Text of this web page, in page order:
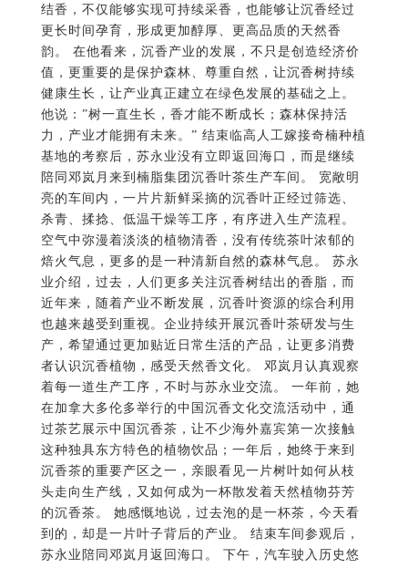
健康生长，让产业真正建立在绿色发展的基础之上。
他说：”树一直生长，香才能不断成长；森林保持活
力，产业才能拥有未来。” 结束临高人工嫁接奇楠种植
基地的考察后，苏永业没有立即返回海口，而是继续
陪同邓岚月来到楠脂集团沉香叶茶生产车间。 宽敞明
亮的车间内，一片片新鲜采摘的沉香叶正经过筛选、
杀青、揉捻、低温干燥等工序，有序进入生产流程。
空气中弥漫着淡淡的植物清香，没有传统茶叶浓郁的
焙火气息，更多的是一种清新自然的森林气息。 苏永
业介绍，过去，人们更多关注沉香树结出的香脂，而
近年来，随着产业不断发展，沉香叶资源的综合利用
也越来越受到重视。企业持续开展沉香叶茶研发与生
产，希望通过更加贴近日常生活的产品，让更多消费
者认识沉香植物，感受天然香文化。 邓岚月认真观察
着每一道生产工序，不时与苏永业交流。 一年前，她
在加拿大多伦多举行的中国沉香文化交流活动中，通
过茶艺展示中国沉香茶，让不少海外嘉宾第一次接触
这种独具东方特色的植物饮品；一年后，她终于来到
沉香茶的重要产区之一，亲眼看见一片树叶如何从枝
头走向生产线，又如何成为一杯散发着天然植物芬芳
的沉香茶。 她感慨地说，过去泡的是一杯茶，今天看
到的，却是一片叶子背后的产业。 结束车间参观后，
苏永业陪同邓岚月返回海口。 下午，汽车驶入历史悠
久的骑楼老街。 这里保留着中西合璧的骑楼建筑风
貌，也成为展示海南历史文化和特色产业的重要窗
口。近年来，随着海南沉香产业不断发展，骑楼老街
也成为许多游客了解海南沉香文化的重要一站。 位于